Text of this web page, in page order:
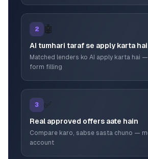
2 🤖
AI tumhari taraf se apply karta hai
Matched lenders ko AI apply karta hai
form filling
3 ✅
Real approved offers aate hain
Compare karo, sabse sasta chuno —
account